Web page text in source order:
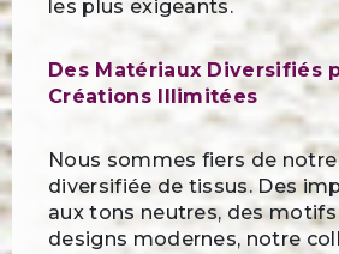
les plus exigeants.
Des Matériaux Diversifiés
Créations Illimitées
Nous sommes fiers de
diversifiée de tissus. Des
aux tons neutres, des
designs modernes, notre